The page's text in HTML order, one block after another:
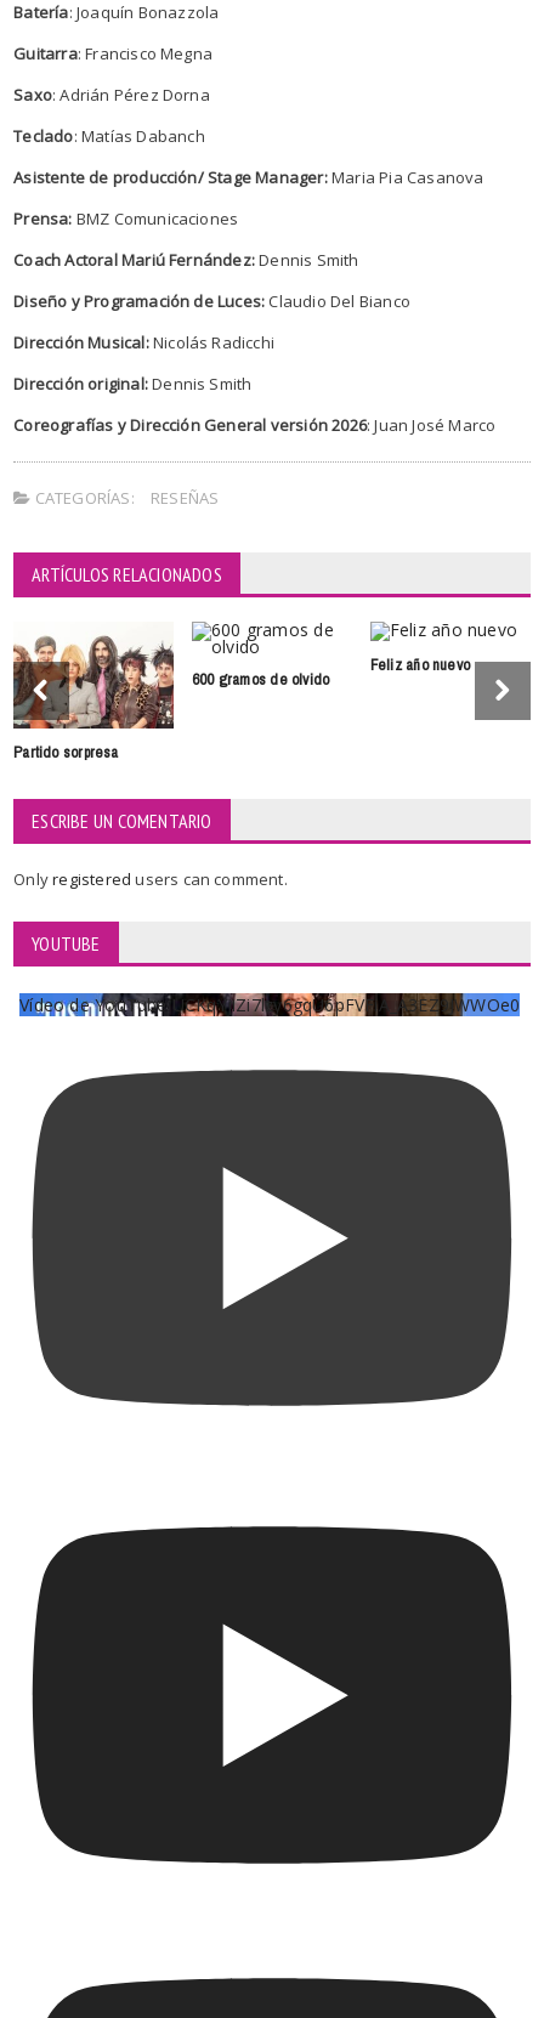
Batería: Joaquín Bonazzola
Guitarra: Francisco Megna
Saxo: Adrián Pérez Dorna
Teclado: Matías Dabanch
Asistente de producción/ Stage Manager:Maria Pia Casanova
Prensa: BMZ Comunicaciones
Coach Actoral Mariú Fernández:Dennis Smith
Diseño y Programación de Luces:Claudio Del Bianco
Dirección Musical:Nicolás Radicchi
Dirección original:Dennis Smith
Coreografías y Dirección General versión 2026: Juan José Marco
CATEGORÍAS: RESEÑAS
ARTÍCULOS RELACIONADOS
Partido sorpresa
600 gramos de olvido
Feliz año nuevo
ESCRIBE UN COMENTARIO
Onlyregisteredusers can comment.
YOUTUBE
Vídeo de YouTube UCKqYjiZi7lzy6gqU6pFVFiA_A3EZ9JWWOe0